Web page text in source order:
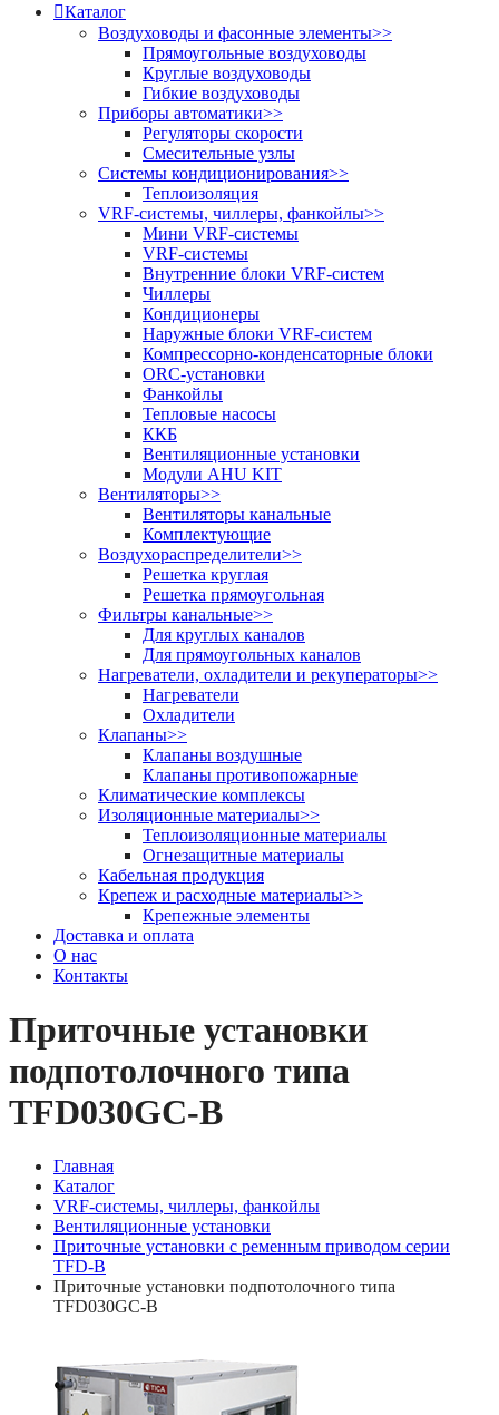
Каталог
Воздуховоды и фасонные элементы>>
Прямоугольные воздуховоды
Круглые воздуховоды
Гибкие воздуховоды
Приборы автоматики>>
Регуляторы скорости
Смесительные узлы
Системы кондиционирования>>
Теплоизоляция
VRF-системы, чиллеры, фанкойлы>>
Мини VRF-системы
VRF-системы
Внутренние блоки VRF-систем
Чиллеры
Кондиционеры
Наружные блоки VRF-систем
Компрессорно-конденсаторные блоки
ORC-установки
Фанкойлы
Тепловые насосы
ККБ
Вентиляционные установки
Модули AHU KIT
Вентиляторы>>
Вентиляторы канальные
Комплектующие
Воздухораспределители>>
Решетка круглая
Решетка прямоугольная
Фильтры канальные>>
Для круглых каналов
Для прямоугольных каналов
Нагреватели, охладители и рекуператоры>>
Нагреватели
Охладители
Клапаны>>
Клапаны воздушные
Клапаны противопожарные
Климатические комплексы
Изоляционные материалы>>
Теплоизоляционные материалы
Огнезащитные материалы
Кабельная продукция
Крепеж и расходные материалы>>
Крепежные элементы
Доставка и оплата
О нас
Контакты
Приточные установки
подпотолочного типа
TFD030GC-B
Главная
Каталог
VRF-системы, чиллеры, фанкойлы
Вентиляционные установки
Приточные установки с ременным приводом серии
TFD-B
Приточные установки подпотолочного типа
TFD030GC-B